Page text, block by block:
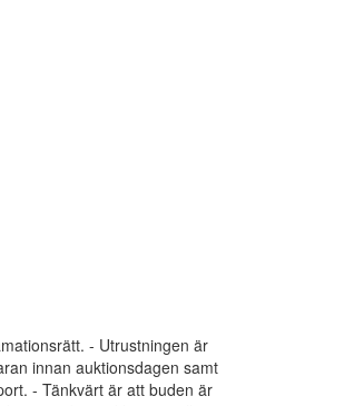
- Utrustningen är
innan auktionsdagen samt
- Tänkvärt är att buden är